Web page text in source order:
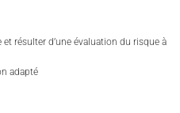
résulter d’une évaluation du risque à
adapté